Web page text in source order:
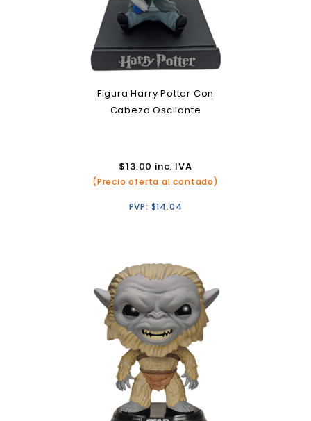
Figura Harry Potter Con
Cabeza Oscilante
$13.00 inc. IVA
(Precio oferta al contado)
PVP: $14.04